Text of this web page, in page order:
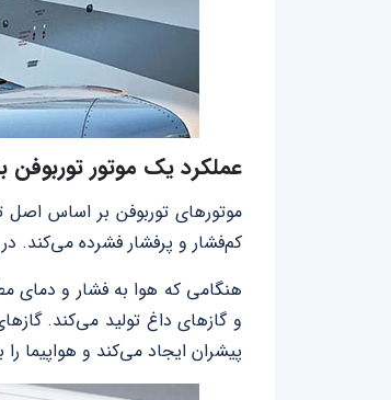
عملکرد یک موتور توربوفن
موتورهای توربوفن بر اساس اصل
کم‌فشار و پرفشار فشرده می‌کند.
هنگامی که هوا به فشار و
و گازهای داغ تولید می‌کند.
پیشران ایجاد می‌کند و هواپیما